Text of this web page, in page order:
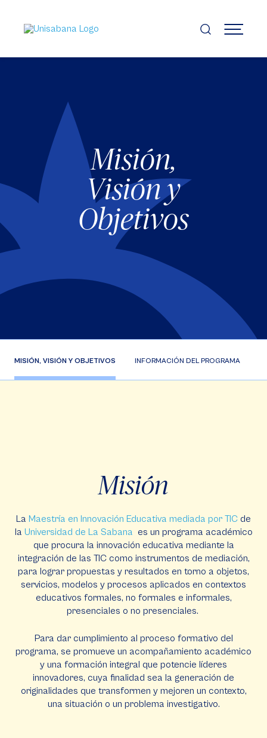
contenido
principal
MENÚ
Misión,
Visión y
Objetivos
MISIÓN, VISIÓN Y OBJETIVOS INFORMACIÓN DEL PROGRAMA
Misión
La Maestría en Innovación Educativa mediada por TIC de
la Universidad de La Sabana es un programa académico
que procura la innovación educativa mediante la
integración de las TIC como instrumentos de mediación,
para lograr propuestas y resultados en torno a objetos,
servicios, modelos y procesos aplicados en contextos
educativos formales, no formales e informales,
presenciales o no presenciales.
Para dar cumplimiento al proceso formativo del
programa, se promueve un acompañamiento académico
y una formación integral que potencie líderes
innovadores, cuya finalidad sea la generación de
originalidades que transformen y mejoren un contexto,
una situación o un problema investigativo.